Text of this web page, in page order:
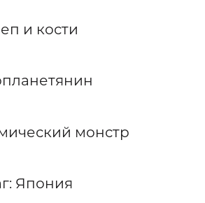
и кости
монстр
Япония